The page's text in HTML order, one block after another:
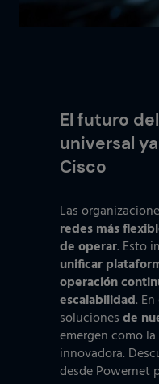
El futuro
universal
Cisco
Las
redes más
de operar. Esto
unificar
operación
escalabilidad.
solucionesde
emergen como
innovadora.
desde Powernet